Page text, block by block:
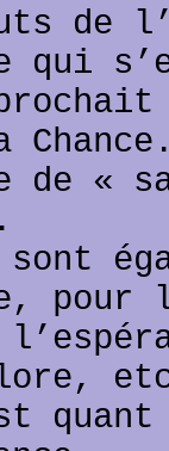
de
qui
de «
pour